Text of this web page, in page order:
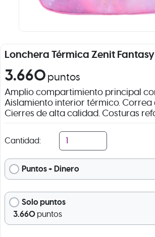
Lonchera Térmica Zenit
3.660 puntos
Amplio compartimiento principal
Aislamiento interior térmico. Correa
Cierres de alta calidad. Costuras
Cantidad:
Puntos + Dinero
Solo puntos
3.660 puntos